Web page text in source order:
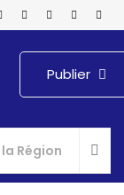
Publier